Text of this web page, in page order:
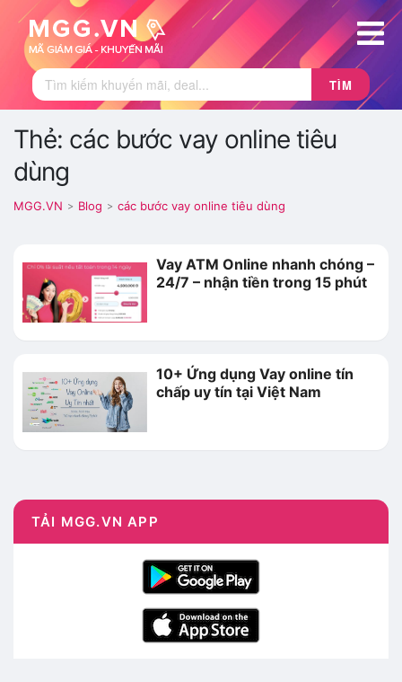
TÌM
Thẻ: các bước vay online tiêu
dùng
MGG.VN > Blog > các bước vay online tiêu dùng
Vay ATM Online nhanh chóng –
24/7 – nhận tiền trong 15 phút
10+ Ứng dụng Vay online tín
chấp uy tín tại Việt Nam
TẢI MGG.VN APP